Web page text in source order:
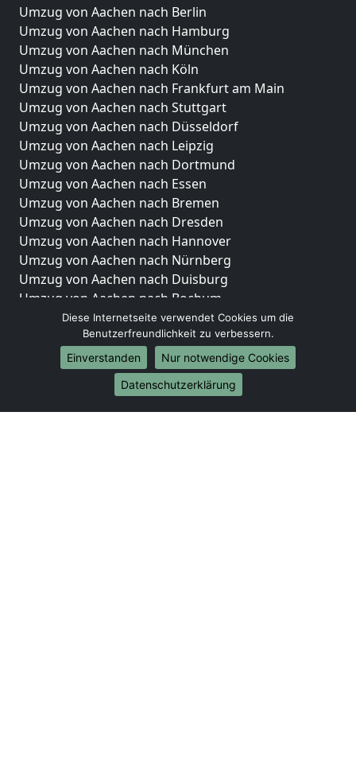
Umzug von Aachen nach Berlin
Umzug von Aachen nach Hamburg
Umzug von Aachen nach München
Umzug von Aachen nach Köln
Umzug von Aachen nach Frankfurt am Main
Umzug von Aachen nach Stuttgart
Umzug von Aachen nach Düsseldorf
Umzug von Aachen nach Leipzig
Umzug von Aachen nach Dortmund
Umzug von Aachen nach Essen
Umzug von Aachen nach Bremen
Umzug von Aachen nach Dresden
Umzug von Aachen nach Hannover
Umzug von Aachen nach Nürnberg
Umzug von Aachen nach Duisburg
Umzug von Aachen nach Bochum
Umzug von Aachen nach Wuppertal
Umzug von Aachen nach Bielefeld
Umzug von Aachen nach Bonn
Umzug von Aachen nach Münster
Diese Internetseite verwendet Cookies um die
Benutzerfreundlichkeit zu verbessern.
Einverstanden
Nur notwendige Cookies
Datenschutzerklärung